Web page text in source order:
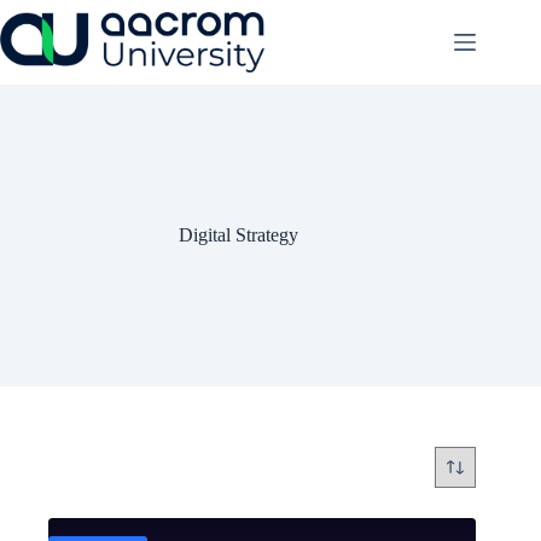
Saltar
al
contenido
Digital Strategy